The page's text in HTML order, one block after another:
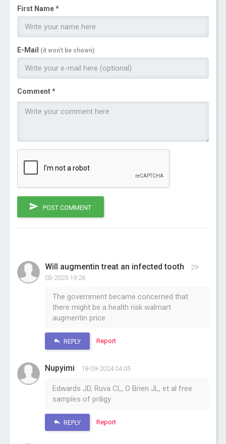
First Name *
E-Mail (it won't be shown)
Comment *
POST COMMENT
Will augmentin treat an infected tooth
29-
03-2025 19:26
The government became concerned that
there might be a health risk walmart
augmentin price
REPLY Report
Nupyimi 18-09-2024 04:05
Edwards JD, Ruva CL, O Brien JL, et al free
samples of priligy
REPLY Report